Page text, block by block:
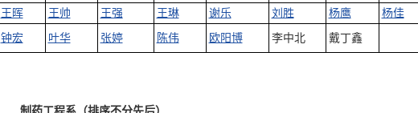
王晖
王帅 王强 王琳 谢乐 刘胜 杨鹰 杨佳
钟宏 叶华 张婷 陈伟 欧阳博 李中北 戴丁鑫